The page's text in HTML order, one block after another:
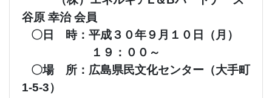
谷原 幸治 会員
〇日 時：平成３０年９月１０日（月）
１９：００～
〇場 所：広島県民文化センター（大手町
1-5-3）